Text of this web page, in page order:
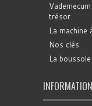
trésor
La machine
Nos clés
La boussole